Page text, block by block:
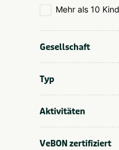
Mehr als 10
Gesellschaft
Typ
Aktivitäten
VeBON zertifiziert